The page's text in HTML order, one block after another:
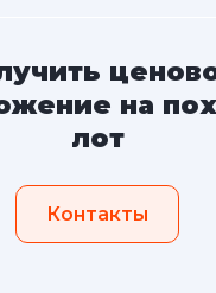
на
лот
Контакты